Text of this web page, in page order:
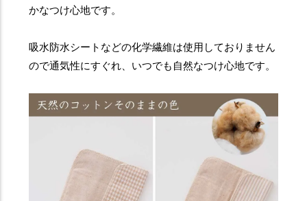
かなつけ心地です。
吸水防水シートなどの化学繊維は使用しておりません
ので通気性にすぐれ、いつでも自然なつけ心地です。